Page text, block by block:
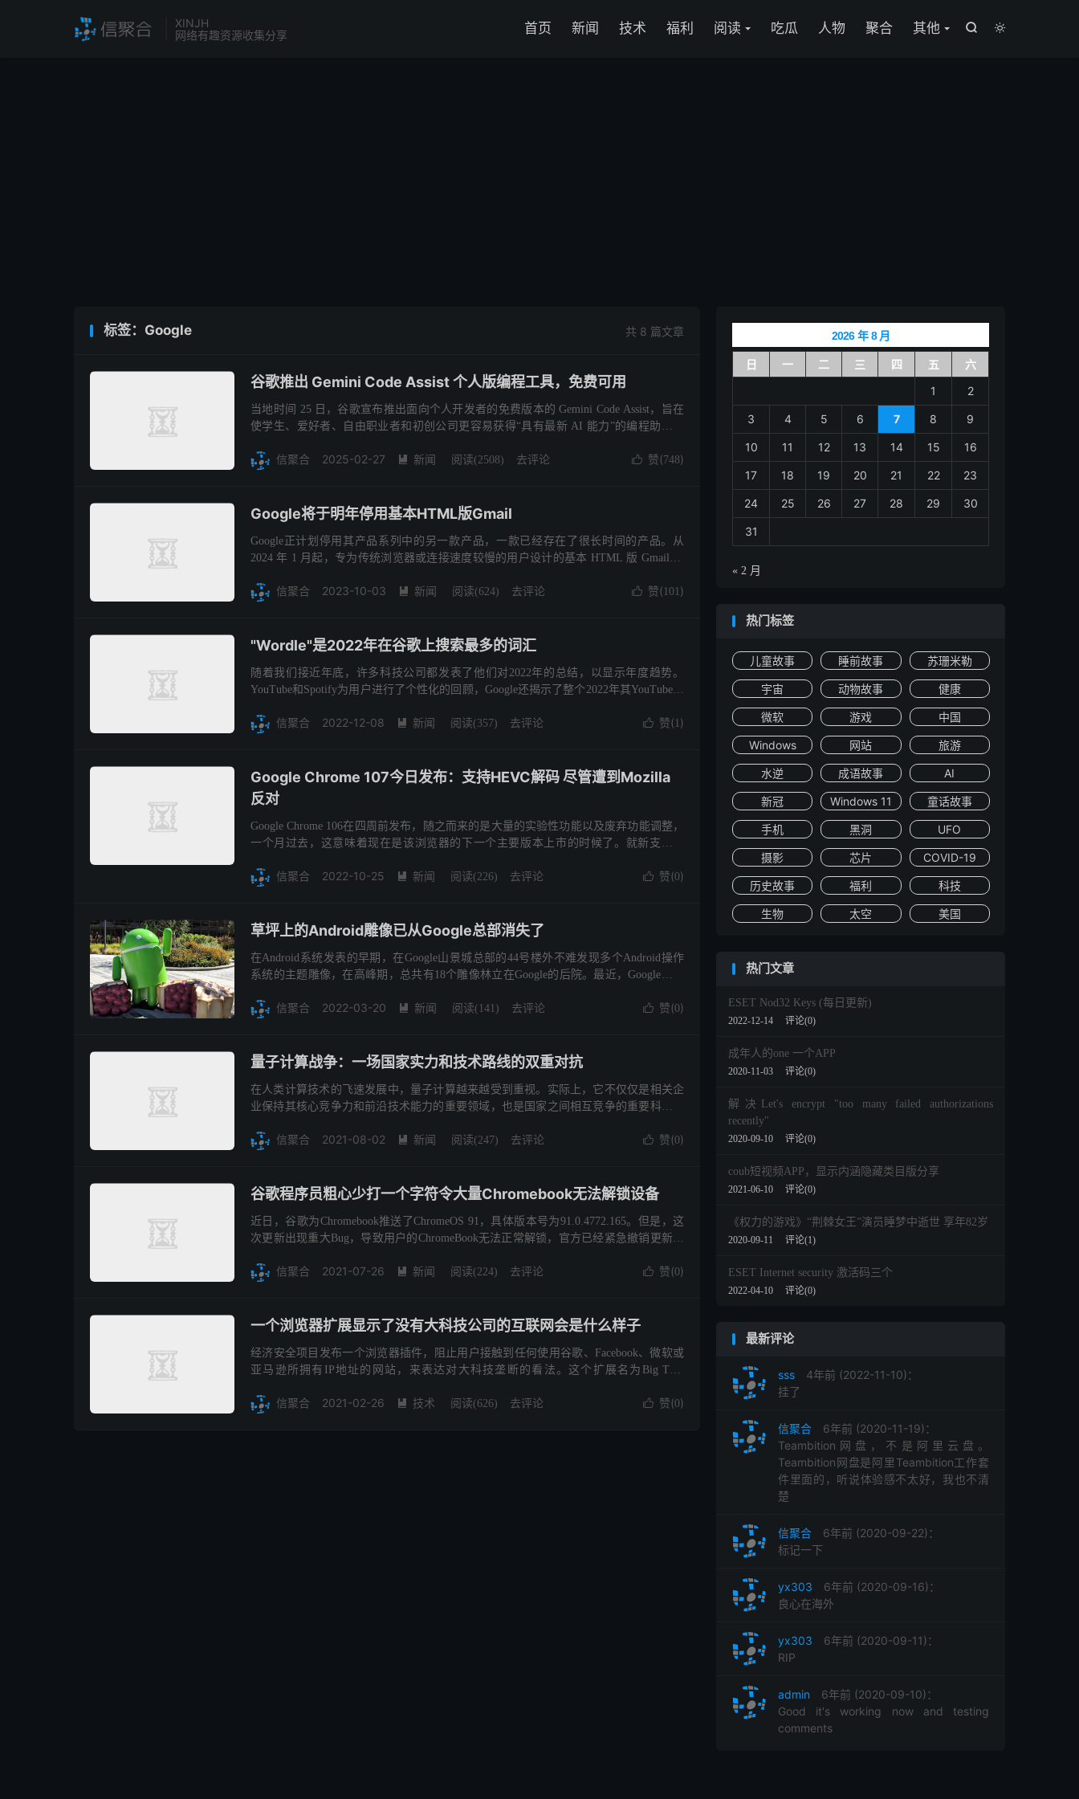
XINJH
网络有趣资源收集分享


首页 新闻 技术 福利 阅读 吃瓜 人物 聚合 其他
共 8 篇文章
标签：Google
谷歌推出 Gemini Code Assist 个人版编程工具，免费可用
当地时间 25 日，谷歌宣布推出面向个人开发者的免费版本的 Gemini Code Assist，旨在
使学生、爱好者、自由职业者和初创公司更容易获得“具有最新 AI 能力”的编程助手。
 赞(748)
信聚合 2025-02-27  新闻 阅读(2508) 去评论
Google将于明年停用基本HTML版Gmail
Google正计划停用其产品系列中的另一款产品，一款已经存在了很长时间的产品。从
2024 年 1 月起，专为传统浏览器或连接速度较慢的用户设计的基本 HTML 版 Gmail 将
 赞( 101)
信聚合 2023-10-03  新闻 阅读(624) 去评论
"Wordle"是2022年在谷歌上搜索最多的词汇
随着我们接近年底，许多科技公司都发表了他们对2022年的总结，以显示年度趋势。
YouTube和Spotify为用户进行了个性化的回顾，Google还揭示了整个2022年其YouTube服
 赞( 1)
信聚合 2022-12-08  新闻 阅读(357) 去评论
Google Chrome 107今日发布：支持HEVC解码 尽管遭到Mozilla
反对
Google Chrome 106在四周前发布，随之而来的是大量的实验性功能以及废弃功能调整，
一个月过去，这意味着现在是该浏览器的下一个主要版本上市的时候了。就新支持的
 赞(0)
信聚合 2022-10-25  新闻 阅读(226) 去评论
草坪上的Android雕像已从Google总部消失了
在Android系统发表的早期，在Google山景城总部的44号楼外不难发现多个Android操作
系统的主题雕像，在高峰期，总共有18个雕像林立在Google的后院。最近，Google将这
 赞(0)
信聚合 2022-03-20  新闻 阅读( 141) 去评论
量子计算战争：一场国家实力和技术路线的双重对抗
在人类计算技术的飞速发展中，量子计算越来越受到重视。实际上，它不仅仅是相关企
业保持其核心竞争力和前沿技术能力的重要领域，也是国家之间相互竞争的重要科技领
线，形成了蔚为...
 赞(0)
信聚合 2021-08-02  新闻 阅读(247) 去评论
谷歌程序员粗心少打一个字符令大量Chromebook无法解锁设备
近日，谷歌为Chromebook推送了ChromeOS 91，具体版本号为91.0.4772.165。但是，这
次更新出现重大Bug，导致用户的ChromeBook无法正常解锁，官方已经紧急撤销更新。
 赞(0)
信聚合 2021-07-26  新闻 阅读(224) 去评论
一个浏览器扩展显示了没有大科技公司的互联网会是什么样子
经济安全项目发布一个浏览器插件，阻止用户接触到任何使用谷歌、Facebook、微软或
亚马逊所拥有IP地址的网站，来表达对大科技垄断的看法。这个扩展名为Big Tech
 赞(0)
信聚合 2021-02-26  技术 阅读(626) 去评论
2026 年 8 月
日 一 二 三 四 五
六
1
2
3 4 5 6 7 8 9
10 11 12 13 14 15 16
17 18 19 20 21 22 23
24 25 26 27 28 29 30
31
« 2 月
热门标签
儿童故事 睡前故事 苏珊米勒
宇宙 动物故事 健康
微软 游戏 中国
Windows 网站 旅游
水逆 成语故事 AI
新冠 Windows 11 童话故事
手机 黑洞 UFO
摄影 芯片 COVID-19
历史故事 福利 科技
生物 太空 美国
热门文章
ESET Nod32 Keys (每日更新)
2022-12-14 评论(0)
成年人的one 一个APP
2020-11-03 评论(0)
解决Let's encrypt "too many failed authorizations
recently"
2020-09-10 评论(0)
coub短视频APP，显示内涵隐藏类目版分享
2021-06-10 评论(0)
《权力的游戏》“荆棘女王”演员睡梦中逝世 享年82岁
2020-09-11 评论(1)
ESET Internet security 激活码三个
2022-04-10 评论(0)
最新评论
sss
4年前 (2022-11-10)：
挂了
信聚合
6年前 (2020-11-19)：
Teambition网盘，不是阿里云盘。
Teambition网盘是阿里Teambition工作套
件里面的，听说体验感不太好，我也不清
楚
信聚合
6年前 (2020-09-22)：
标记一下
yx303
6年前 (2020-09-16)：
良心在海外
yx303
6年前 (2020-09-11)：
RIP
admin
6年前 (2020-09-10)：
Good it's working now and testing
comments